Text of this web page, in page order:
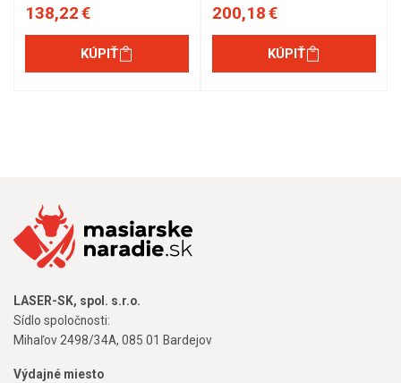
138,22 €
KÚPIŤ
200,18 €
KÚPIŤ
LASER-SK, spol. s.r.o.
Sídlo spoločnosti:
Mihaľov 2498/34A, 085 01 Bardejov
Výdajné miesto